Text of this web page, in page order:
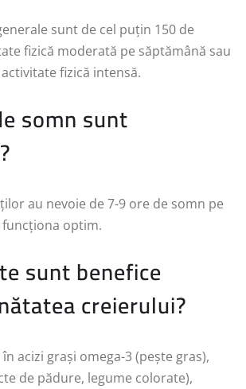
sunt de cel puțin 150 de
fizică moderată pe săptămână sau
fizică intensă.
somn sunt
au nevoie de 7-9 ore de somn pe
optim.
sunt benefice
creierului?
acizi grași omega-3 (pește gras),
de pădure, legume colorate),